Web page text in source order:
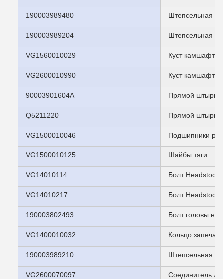
190003989480 Штепсельная
190003989204 Штепсельная
VG1560010029 Куст камшафта
VG2600010990 Куст камшафта
90003901604A Прямой штырь
Q5211220 Прямой штырь
VG1500010046 Подшипники
VG1500010125 Шайбы тяги
VG14010114 Болт Headstock
VG14010217 Болт Headstock
190003802493 Болт головы
VG1400010032 Кольцо
190003989210 Штепсельная
VG2600070097 Соединитель